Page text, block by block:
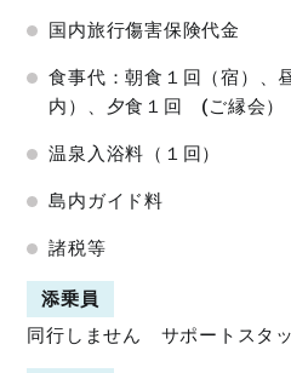
国内旅行傷害保険代金
食事代：朝食１回（宿）、
内）、夕食１回 (ご縁会）
温泉入浴料（１回）
島内ガイド料
諸税等
添乗員
同行しません サポートスタ